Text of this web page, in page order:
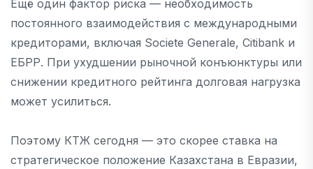
Ещё один фактор риска — необходимость
постоянного взаимодействия с международными
кредиторами, включая Societe Generale, Citibank и
ЕБРР. При ухудшении рыночной конъюнктуры или
снижении кредитного рейтинга долговая нагрузка
может усилиться.
Поэтому КТЖ сегодня — это скорее ставка на
стратегическое положение Казахстана в Евразии,